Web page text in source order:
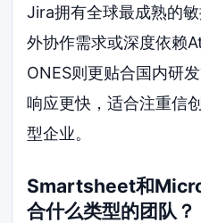
Jira拥有全球最成熟的
外协作需求或深度依赖
ONES则更贴合国内研
响应更快，适合注重信
型企业。
Smartsheet和
合什么类型的团队？